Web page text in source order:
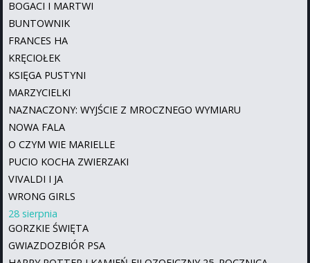
BOGACI I MARTWI
BUNTOWNIK
FRANCES HA
KRĘCIOŁEK
KSIĘGA PUSTYNI
MARZYCIELKI
NAZNACZONY: WYJŚCIE Z MROCZNEGO WYMIARU
NOWA FALA
O CZYM WIE MARIELLE
PUCIO KOCHA ZWIERZAKI
VIVALDI I JA
WRONG GIRLS
28 sierpnia
GORZKIE ŚWIĘTA
GWIAZDOZBIÓR PSA